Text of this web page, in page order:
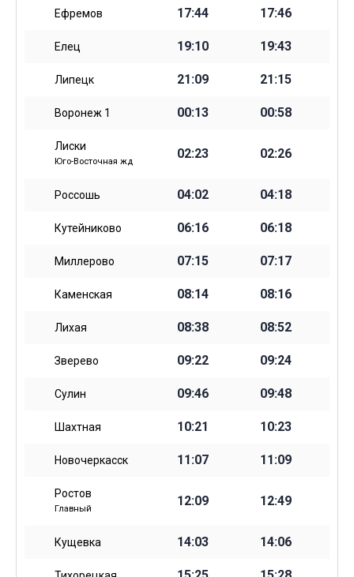
Ефремов 17:44 17:46
Елец 19:10 19:43
Липецк 21:09 21:15
Воронеж 1 00:13 00:58
Лиски
Юго-Восточная жд
02:23 02:26
Россошь 04:02 04:18
Кутейниково 06:16 06:18
Миллерово 07:15 07:17
Каменская 08:14 08:16
Лихая 08:38 08:52
Зверево 09:22 09:24
Сулин 09:46 09:48
Шахтная 10:21 10:23
Новочеркасск 11:07 11:09
Ростов
Главный
12:09 12:49
Кущевка 14:03 14:06